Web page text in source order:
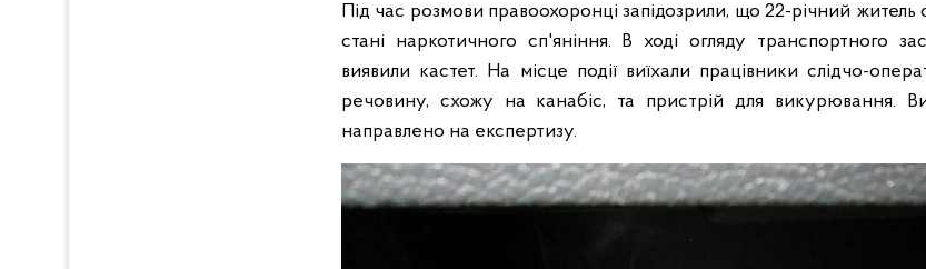
Під час розмови правоохоронці запідозрили, що 22-річний
стані наркотичного сп'яніння. В ході огляду транспортного
виявили кастет. На місце події виїхали працівники слідчо-
речовину, схожу на канабіс, та пристрій для викурювання.
направлено на експертизу.